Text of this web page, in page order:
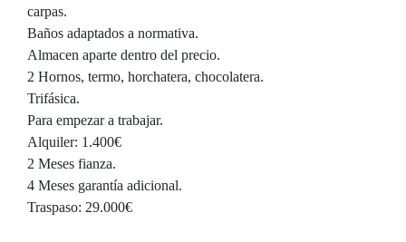
carpas.
Baños adaptados a normativa.
Almacen aparte dentro del precio.
2 Hornos, termo, horchatera, chocolatera.
Trifásica.
Para empezar a trabajar.
Alquiler: 1.400€
2 Meses fianza.
4 Meses garantía adicional.
Traspaso: 29.000€